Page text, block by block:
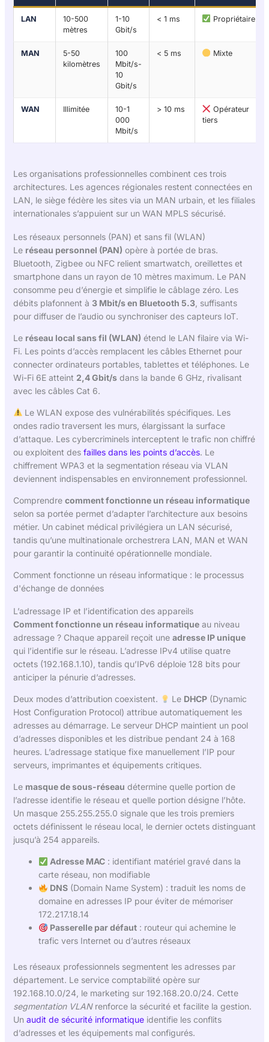
LAN
10-500
mètres
1-10
Gbit/s
< 1 ms Propriétaire
MAN
5-50
kilomètres
100
Mbit/s-
10
Gbit/s
< 5 ms Mixte
WAN Illimitée
10-1
000
Mbit/s
> 10 ms
Opérateur
tiers
Les organisations professionnelles combinent ces trois
architectures. Les agences régionales restent connectées en
LAN, le siège fédère les sites via un MAN urbain, et les filiales
internationales s’appuient sur un WAN MPLS sécurisé.
Les réseaux personnels (PAN) et sans fil (WLAN)
Le réseau personnel (PAN) opère à portée de bras.
Bluetooth, Zigbee ou NFC relient smartwatch, oreillettes et
smartphone dans un rayon de 10 mètres maximum. Le PAN
consomme peu d’énergie et simplifie le câblage zéro. Les
débits plafonnent à 3 Mbit/s en Bluetooth 5.3, suffisants
pour diffuser de l’audio ou synchroniser des capteurs IoT.
Le réseau local sans fil (WLAN) étend le LAN filaire via Wi-
Fi. Les points d’accès remplacent les câbles Ethernet pour
connecter ordinateurs portables, tablettes et téléphones. Le
Wi-Fi 6E atteint 2,4 Gbit/sdans la bande 6 GHz, rivalisant
avec les câbles Cat 6.
Le WLAN expose des vulnérabilités spécifiques. Les
ondes radio traversent les murs, élargissant la surface
d’attaque. Les cybercriminels interceptent le trafic non chiffré
ou exploitent des failles dans les points d’accès. Le
chiffrement WPA3 et la segmentation réseau via VLAN
deviennent indispensables en environnement professionnel.
Comprendre comment fonctionne un réseau informatique
selon sa portée permet d’adapter l’architecture aux besoins
métier. Un cabinet médical privilégiera un LAN sécurisé,
tandis qu’une multinationale orchestrera LAN, MAN et WAN
pour garantir la continuité opérationnelle mondiale.
Comment fonctionne un réseau informatique : le processus
d'échange de données
L’adressage IP et l’identification des appareils
Comment fonctionne un réseau informatiqueau niveau
adressage ? Chaque appareil reçoit une adresse IP unique
qui l’identifie sur le réseau. L’adresse IPv4 utilise quatre
octets (192.168.1.10), tandis qu’IPv6 déploie 128 bits pour
anticiper la pénurie d’adresses.
Deux modes d’attribution coexistent. Le DHCP (Dynamic
Host Configuration Protocol) attribue automatiquement les
adresses au démarrage. Le serveur DHCP maintient un pool
d’adresses disponibles et les distribue pendant 24 à 168
heures. L’adressage statique fixe manuellement l’IP pour
serveurs, imprimantes et équipements critiques.
Le masque de sous-réseau détermine quelle portion de
l’adresse identifie le réseau et quelle portion désigne l’hôte.
Un masque 255.255.255.0 signale que les trois premiers
octets définissent le réseau local, le dernier octets distinguant
jusqu’à 254 appareils.
Adresse MAC : identifiant matériel gravé dans la
carte réseau, non modifiable
DNS (Domain Name System) : traduit les noms de
domaine en adresses IP pour éviter de mémoriser
172.217.18.14
Passerelle par défaut : routeur qui achemine le
trafic vers Internet ou d’autres réseaux
Les réseaux professionnels segmentent les adresses par
département. Le service comptabilité opère sur
192.168.10.0/24, le marketing sur 192.168.20.0/24. Cette
segmentation VLANrenforce la sécurité et facilite la gestion.
Un audit de sécurité informatiqueidentifie les conflits
d’adresses et les équipements mal configurés.